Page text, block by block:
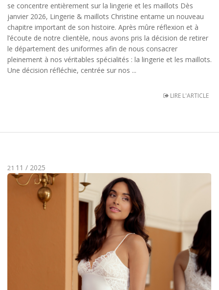
se concentre entièrement sur la lingerie et les maillots Dès
janvier 2026, Lingerie & maillots Christine entame un nouveau
chapitre important de son histoire. Après mûre réflexion et à
l’écoute de notre clientèle, nous avons pris la décision de retirer
le département des uniformes afin de nous consacrer
pleinement à nos véritables spécialités : la lingerie et les maillots.
Une décision réfléchie, centrée sur nos ...
LIRE L'ARTICLE
21 11 / 2025